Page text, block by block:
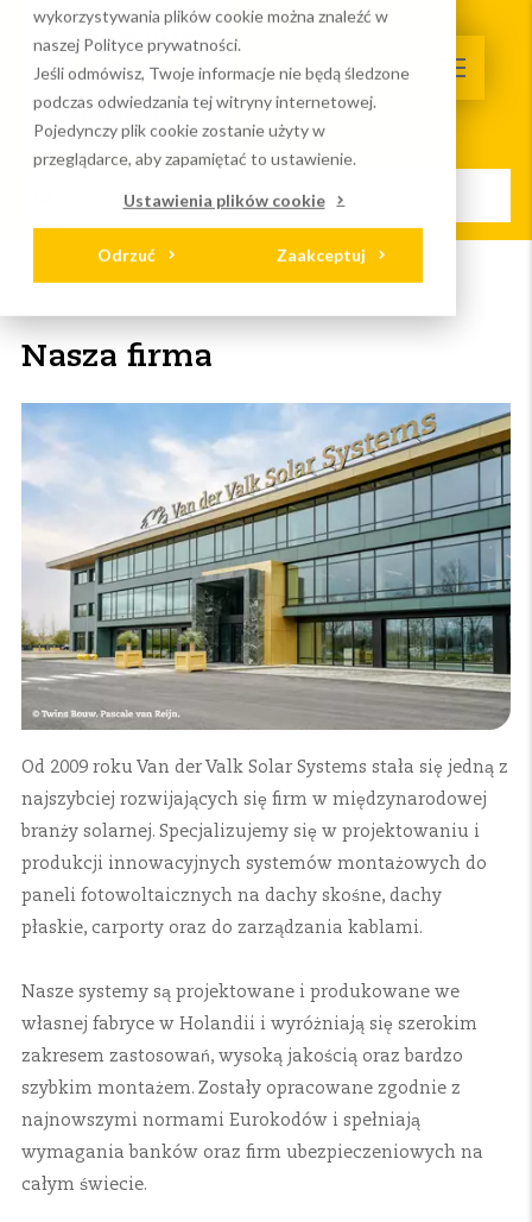
wykorzystywania plików cookie można znaleźć w
naszej Polityce prywatności.
Jeśli odmówisz, Twoje informacje nie będą śledzone
podczas odwiedzania tej witryny internetowej.
Pojedynczy plik cookie zostanie użyty w
przeglądarce, aby zapamiętać to ustawienie.
Ustawienia plików cookie
Zaakceptuj
Odrzuć
Nasza firma
Od 2009 roku Van der Valk Solar Systems stała się jedną z
najszybciej rozwijających się firm w międzynarodowej
branży solarnej. Specjalizujemy się w projektowaniu i
produkcji innowacyjnych systemów montażowych do
paneli fotowoltaicznych na dachy skośne, dachy
płaskie, carporty oraz do zarządzania kablami.
Nasze systemy są projektowane i produkowane we
własnej fabryce w Holandii i wyróżniają się szerokim
zakresem zastosowań, wysoką jakością oraz bardzo
szybkim montażem. Zostały opracowane zgodnie z
najnowszymi normami Eurokodów i spełniają
wymagania banków oraz firm ubezpieczeniowych na
całym świecie.